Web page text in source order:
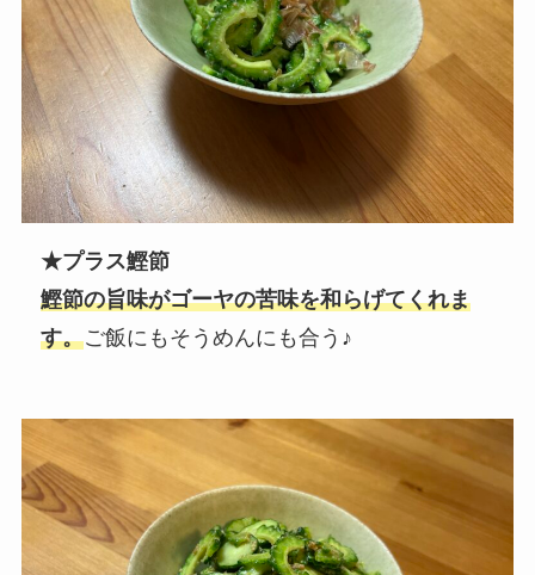
★プラス鰹節
鰹節の旨味がゴーヤの苦味を和らげてくれま
す。ご飯にもそうめんにも合う♪